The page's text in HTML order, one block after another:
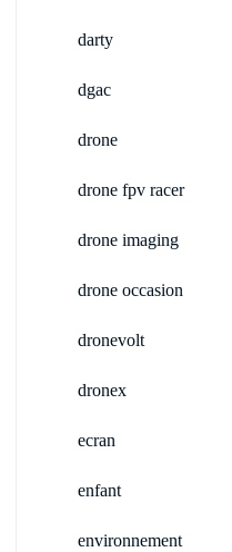
darty
dgac
drone
drone fpv racer
drone imaging
drone occasion
dronevolt
dronex
ecran
enfant
environnement